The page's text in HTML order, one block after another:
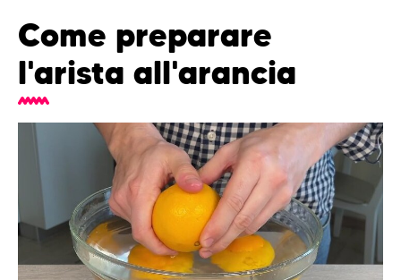
Come preparare
l'arista all'arancia